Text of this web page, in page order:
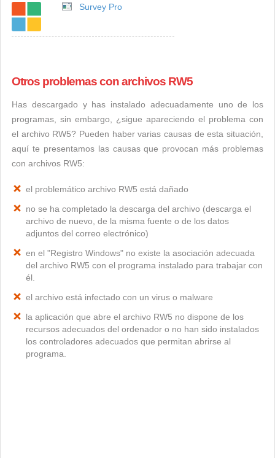
Survey Pro
Otros problemas con archivos RW5
Has descargado y has instalado adecuadamente uno de los
programas, sin embargo, ¿sigue apareciendo el problema con
el archivo RW5? Pueden haber varias causas de esta situación,
aquí te presentamos las causas que provocan más problemas
con archivos RW5:
el problemático archivo RW5 está dañado
no se ha completado la descarga del archivo (descarga el
archivo de nuevo, de la misma fuente o de los datos
adjuntos del correo electrónico)
en el "Registro Windows" no existe la asociación adecuada
del archivo RW5 con el programa instalado para trabajar con
él.
el archivo está infectado con un virus o malware
la aplicación que abre el archivo RW5 no dispone de los
recursos adecuados del ordenador o no han sido instalados
los controladores adecuados que permitan abrirse al
programa.